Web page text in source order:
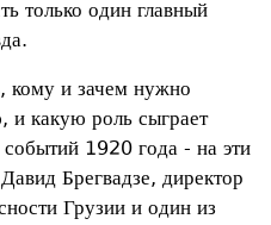
только один главный
кому и зачем нужно
и какую роль сыграет
1920 года - на эти
Брегвадзе, директор
Грузии и один из